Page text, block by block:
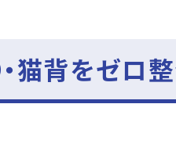
・猫背をゼロ